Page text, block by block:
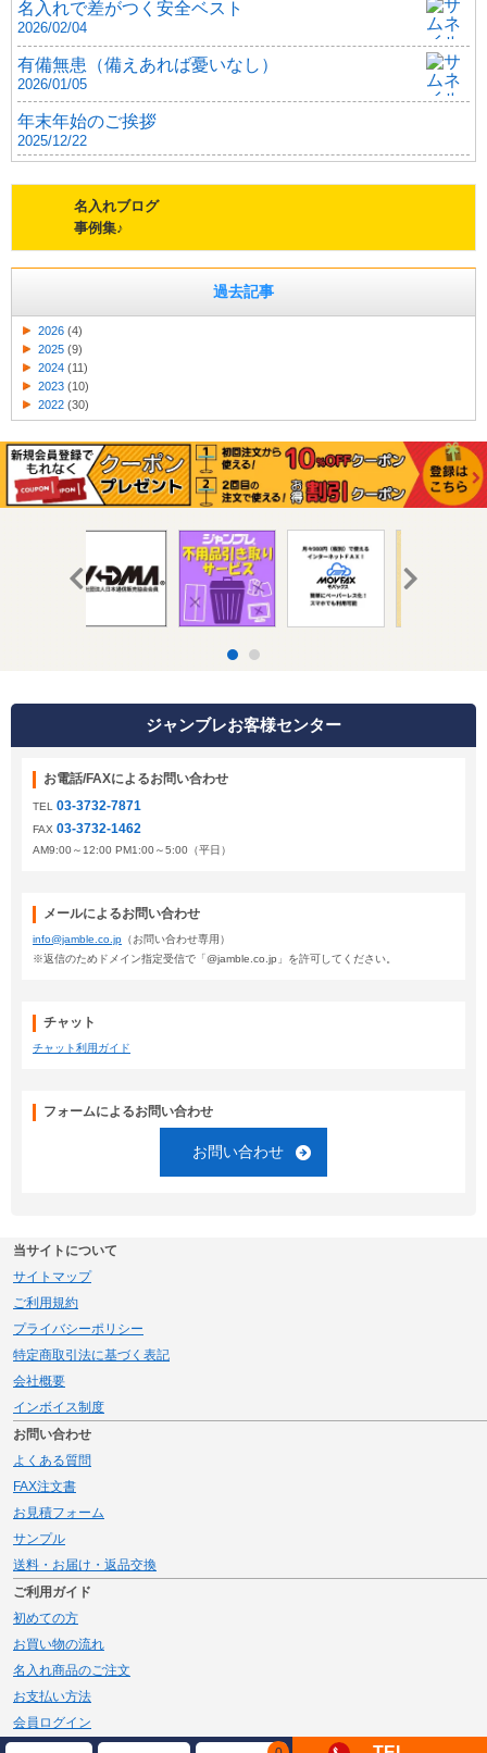
名入れで差がつく安全ベスト
2026/02/04
有備無患（備えあれば憂いなし）
2026/01/05
年末年始のご挨拶
2025/12/22
名入れブログ
事例集♪
過去記事
2026 (4)
2025 (9)
2024 (11)
2023 (10)
2022 (30)
ジャンブレお客様センター
お電話/FAXによるお問い合わせ
TEL 03-3732-7871
FAX 03-3732-1462
AM9:00～12:00 PM1:00～5:00（平日）
メールによるお問い合わせ
info@jamble.co.jp （お問い合わせ専用）
※返信のためドメイン指定受信で「@jamble.co.jp」を許可してください。
チャット
チャット利用ガイド
フォームによるお問い合わせ
お問い合わせ
当サイトについて
サイトマップ
ご利用規約
プライバシーポリシー
特定商取引法に基づく表記
会社概要
インボイス制度
お問い合わせ
よくある質問
FAX注文書
お見積フォーム
サンプル
送料・お届け・返品交換
ご利用ガイド
初めての方
お買い物の流れ
名入れ商品のご注文
お支払い方法
会員ログイン
メルマガ登録